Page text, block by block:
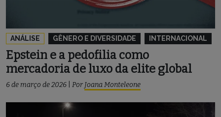
ANÁLISE GÊNERO E DIVERSIDADE INTERNACIONAL
Epstein e a pedofilia como
mercadoria de luxo da elite global
6 de março de 2026 Por Joana Monteleone